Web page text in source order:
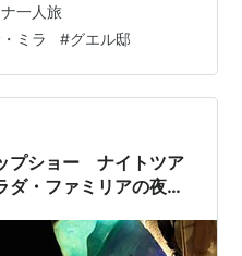
で、意外と時間がかか
野の所蔵品数はかなりの
をひっぺがし、そのまま
板絵は司祭の頭の上に吊
のだけど、サグラダファ
方…
一人旅
ミラ #グエル邸
プショー ナイトツア
ダ・ファミリアの夜